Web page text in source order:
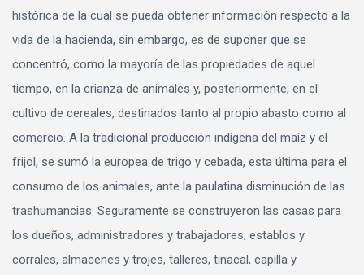
histórica de la cual se pueda obtener información respecto a la
vida de la hacienda, sin embargo, es de suponer que se
concentró, como la mayoría de las propiedades de aquel
tiempo, en la crianza de animales y, posteriormente, en el
cultivo de cereales, destinados tanto al propio abasto como al
comercio. A la tradicional producción indígena del maíz y el
frijol, se sumó la europea de trigo y cebada, esta última para el
consumo de los animales, ante la paulatina disminución de las
trashumancias. Seguramente se construyeron las casas para
los dueños, administradores y trabajadores; establos y
corrales, almacenes y trojes, talleres, tinacal, capilla y